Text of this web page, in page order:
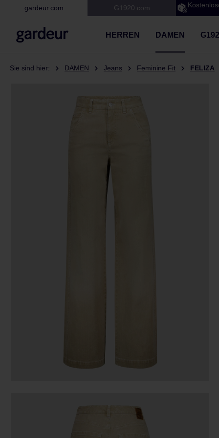
Hauptinhalt springen
Zur Suche springen
Zur Hauptnavigation springen
gardeur.com G1920.com
HERREN DAMEN
Sie sind hier: DAMEN Jeans Feminine Fit FELIZA